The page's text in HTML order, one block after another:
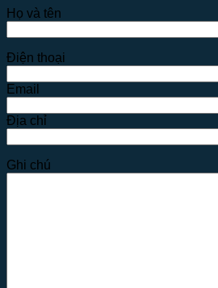
Họ và tên
Điện thoại
Email
Địa chỉ
Ghi chú